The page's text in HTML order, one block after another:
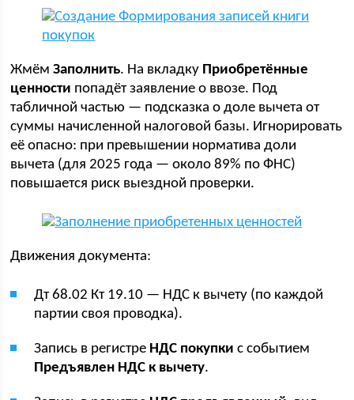
ЖмёмЗаполнить. На вкладку Приобретённые
ценности попадёт заявление о ввозе. Под
табличной частью — подсказка о доле вычета от
суммы начисленной налоговой базы. Игнорировать
её опасно: при превышении норматива доли
вычета (для 2025 года — около 89% по ФНС)
повышается риск выездной проверки.
Движения документа:
Дт 68.02 Кт 19.10 — НДС к вычету (по каждой
партии своя проводка).
Запись в регистре НДС покупки с событием
Предъявлен НДС к вычету.